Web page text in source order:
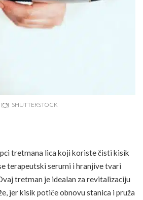
SHUTTERSTOCK
tretmana lica koji koriste čisti kisik
terapeutski serumi i hranjive tvari
tretman je idealan za revitalizaciju
jer kisik potiče obnovu stanica i pruža